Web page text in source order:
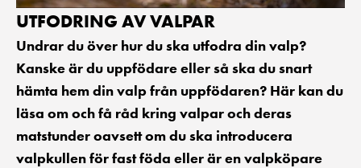
UTFODRING AV VALPAR
Undrar du över hur du ska utfodra din valp?
Kanske är du uppfödare eller så ska du snart
hämta hem din valp från uppfödaren? Här kan du
läsa om och få råd kring valpar och deras
matstunder oavsett om du ska introducera
valpkullen för fast föda eller är en valpköpare